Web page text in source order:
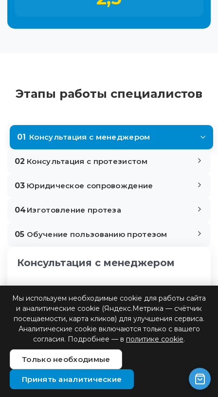
Этапы работы специалистов
01 Консультация с менеджером
02 Консультация с протезистом
03 Юридическое сопровождение
04Изготовление протеза
05 Обучение пользованию протезом
Консультация с менеджером
Мы используем необходимые cookie для работы сайта
и аналитические cookie (Яндекс.Метрика — счётчик
посещаемости, карта кликов) для улучшения сервиса.
Аналитические cookie включаются только с вашего
согласия. Подробнее — в политике cookie.
Только необходимые
Принять аналитические